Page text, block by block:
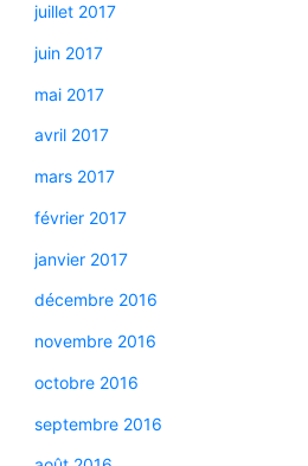
juillet 2017
juin 2017
mai 2017
avril 2017
mars 2017
février 2017
janvier 2017
décembre 2016
novembre 2016
octobre 2016
septembre 2016